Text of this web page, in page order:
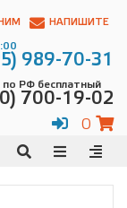
НАПИШИТЕ
989-70-31
по РФ бесплатный
700-19-02
0